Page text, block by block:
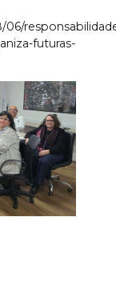
futuras-